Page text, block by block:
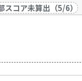
スコア未算出 （5/6）